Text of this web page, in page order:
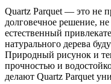
Quartz Parquet — это не
долговечное решение,
естественный
натурального дерева
Природный рисунок и
прочностью и
делают Quartz Parquet